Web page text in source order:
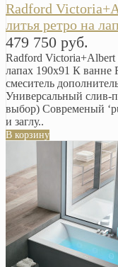
Radford
литья ретро на
479 750 руб.
Radford Victoria+Albert
лапах 190х91 К ванне
смеситель
Универсальный слив-
выбор) Современый
и заглу..
В корзину